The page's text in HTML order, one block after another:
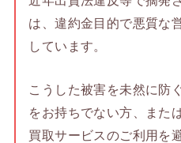
は、違約金目的で悪質な
しています。
こうした被害を未然に防
をお持ちでない方、また
買取サービスのご利用を